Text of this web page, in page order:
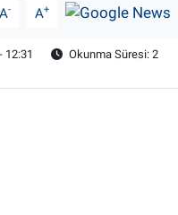
A- A+
12:31
Okunma Süresi: 2